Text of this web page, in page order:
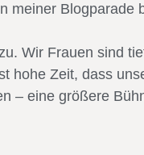
meiner Blogparade
Wir Frauen sind
hohe Zeit, dass
– eine größere